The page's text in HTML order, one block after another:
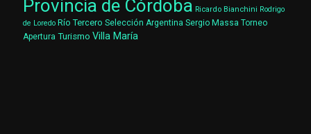
Provincia de Córdoba Ricardo Bianchini Rodrigo
de Loredo Río Tercero Selección Argentina Sergio Massa Torneo
Apertura Turismo Villa María